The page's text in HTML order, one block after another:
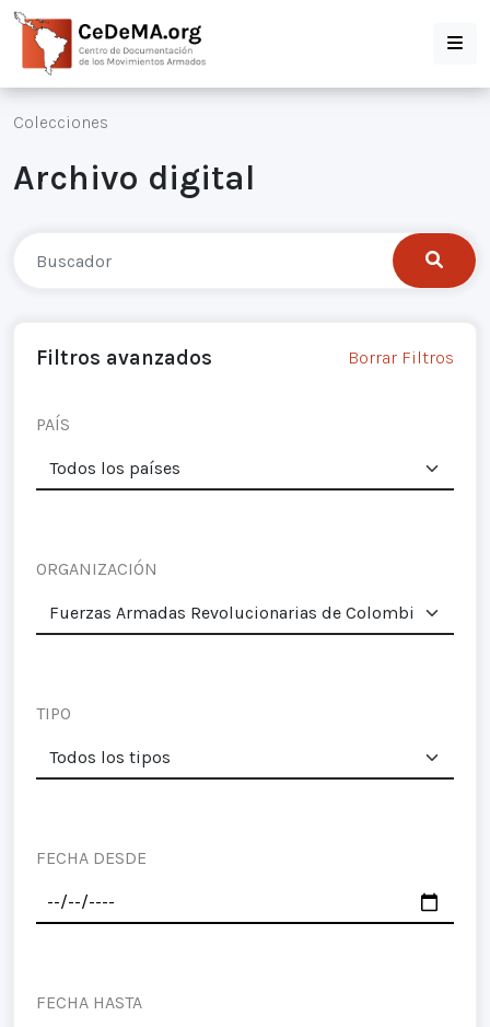
Colecciones
Archivo digital
Filtros avanzados Borrar Filtros
PAÍS
ORGANIZACIÓN
TIPO
FECHA DESDE
FECHA HASTA